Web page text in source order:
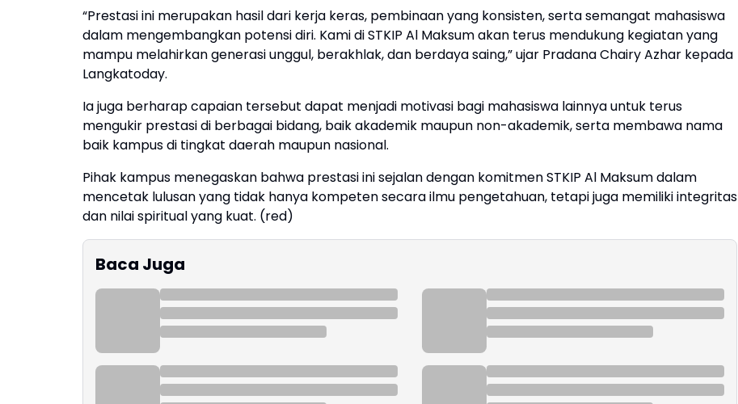
“Prestasi ini merupakan hasil dari kerja keras, pembinaan yang konsisten, serta semangat mahasiswa
dalam mengembangkan potensi diri. Kami di STKIP Al Maksum akan terus mendukung kegiatan yang
mampu melahirkan generasi unggul, berakhlak, dan berdaya saing,” ujar Pradana Chairy Azhar kepada
Langkatoday.
Ia juga berharap capaian tersebut dapat menjadi motivasi bagi mahasiswa lainnya untuk terus
mengukir prestasi di berbagai bidang, baik akademik maupun non-akademik, serta membawa nama
baik kampus di tingkat daerah maupun nasional.
Pihak kampus menegaskan bahwa prestasi ini sejalan dengan komitmen STKIP Al Maksum dalam
mencetak lulusan yang tidak hanya kompeten secara ilmu pengetahuan, tetapi juga memiliki integritas
dan nilai spiritual yang kuat. (red)
Baca Juga